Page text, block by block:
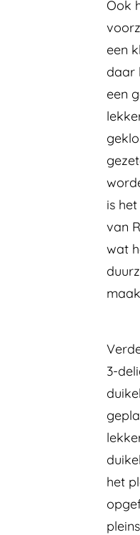
Ook
een
daar
een
is
van
wat
3-
het